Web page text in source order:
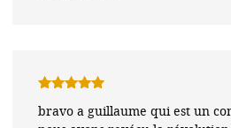
5
bravo a guillaume qui est un